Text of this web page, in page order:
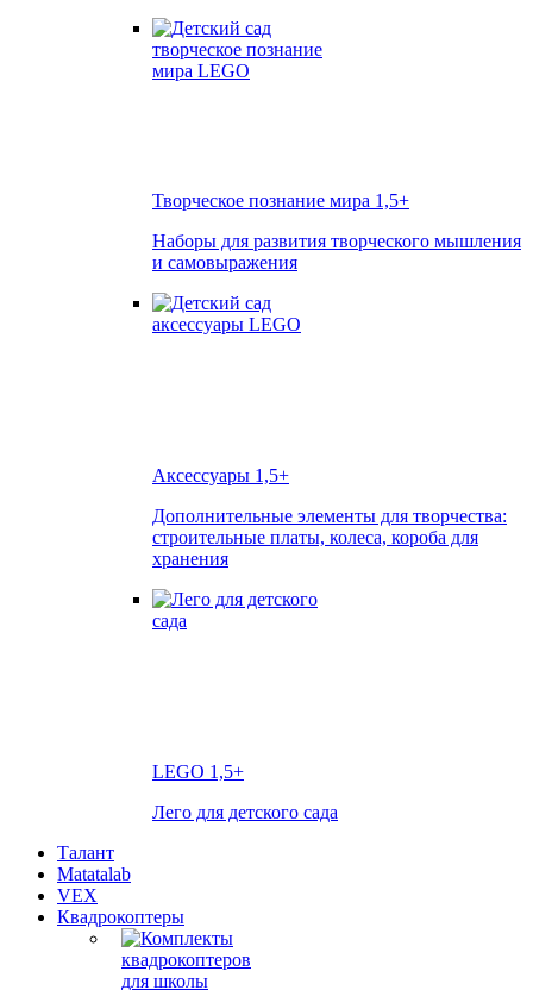
Творческое познание мира 1,5+
Наборы для развития творческого мышления
и самовыражения
Аксессуары 1,5+
Дополнительные элементы для творчества:
строительные платы, колеса, короба для
хранения
LEGO 1,5+
Лего для детского сада
Талант
Matatalab
VEX
Квадрокоптеры